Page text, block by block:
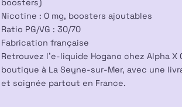
boosters)
Nicotine : 0 mg, boosters ajoutables
Ratio PG/VG : 30/70
Fabrication française
Retrouvez l’e-liquide Hogano chez Alpha X
boutique à La Seyne-sur-Mer, avec une
et soignée partout en France.